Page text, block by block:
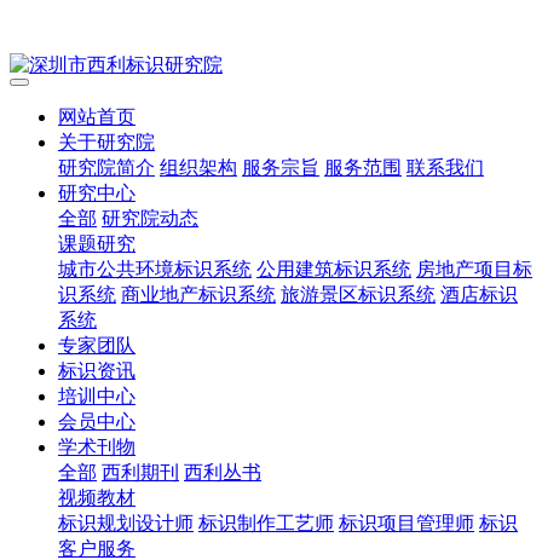
网站首页
关于研究院
研究院简介 组织架构 服务宗旨 服务范围 联系我们
研究中心
全部 研究院动态
课题研究
城市公共环境标识系统 公用建筑标识系统 房地产项目标
识系统 商业地产标识系统 旅游景区标识系统 酒店标识
系统
专家团队
标识资讯
培训中心
会员中心
学术刊物
全部 西利期刊 西利丛书
视频教材
标识规划设计师 标识制作工艺师 标识项目管理师 标识
客户服务